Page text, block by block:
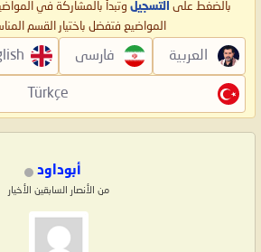
بالضغط على التسجيل وتبدأ بالمشاركة في
المواضيع فتفضل باختيار القسم
العربية فارسی
Türkçe
أبوداود
من الأنصار السابقين الأخيار